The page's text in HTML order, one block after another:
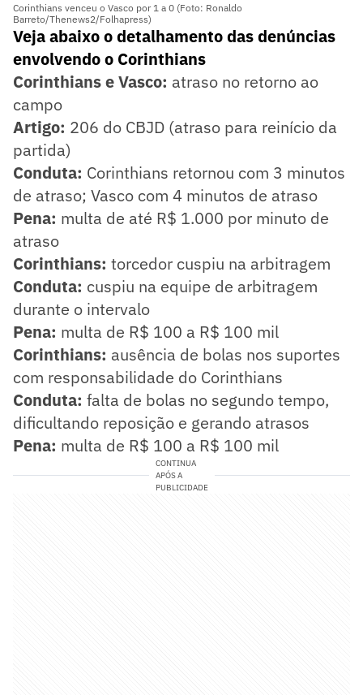
Corinthians venceu o Vasco por 1 a 0 (Foto: Ronaldo
Barreto/Thenews2/Folhapress)
Veja abaixo o detalhamento das denúncias
envolvendo o Corinthians
Corinthians e Vasco: atraso no retorno ao
campo
Artigo: 206 do CBJD (atraso para reinício da
partida)
Conduta: Corinthians retornou com 3 minutos
de atraso; Vasco com 4 minutos de atraso
Pena: multa de até R$ 1.000 por minuto de
atraso
Corinthians: torcedor cuspiu na arbitragem
Conduta: cuspiu na equipe de arbitragem
durante o intervalo
Pena: multa de R$ 100 a R$ 100 mil
Corinthians: ausência de bolas nos suportes
com responsabilidade do Corinthians
Conduta: falta de bolas no segundo tempo,
dificultando reposição e gerando atrasos
Pena: multa de R$ 100 a R$ 100 mil
CONTINUA
APÓS A
PUBLICIDADE